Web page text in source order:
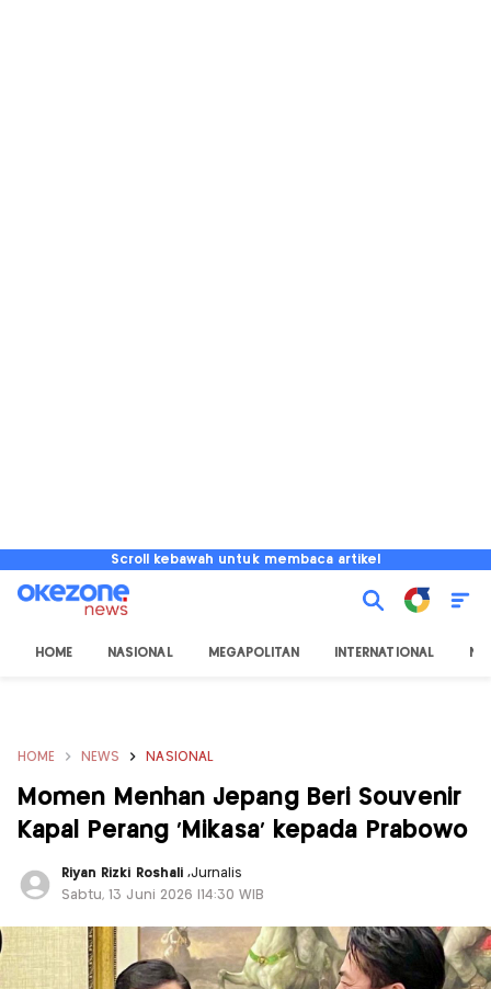
Scroll kebawah untuk membaca artikel
HOME NASIONAL MEGAPOLITAN INTERNATIONAL
HOME NEWS NASIONAL
Momen Menhan Jepang Beri Souvenir
Kapal Perang 'Mikasa' kepada Prabowo
Riyan Rizki Roshali ,Jurnalis
Sabtu, 13 Juni 2026 |14:30 WIB